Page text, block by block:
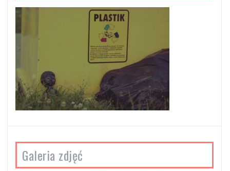
Galeria zdjęć